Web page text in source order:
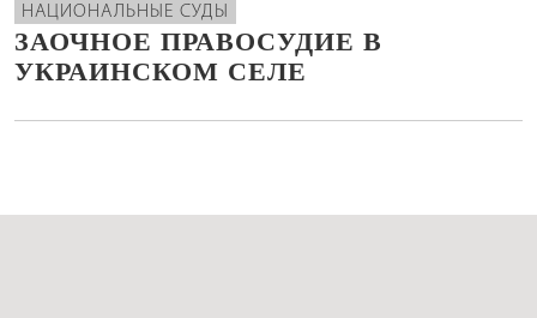
НАЦИОНАЛЬНЫЕ СУДЫ
ЗАОЧНОЕ ПРАВОСУДИЕ В
УКРАИНСКОМ СЕЛЕ